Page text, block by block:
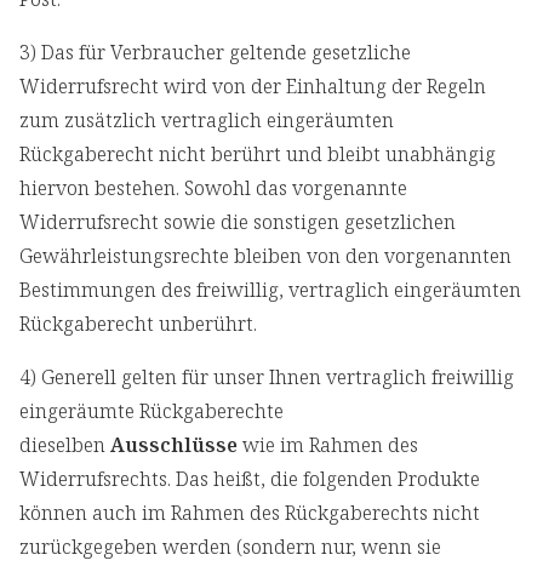
3) Das für Verbraucher geltende gesetzliche
Widerrufsrecht wird von der Einhaltung der Regeln
zum zusätzlich vertraglich eingeräumten
Rückgaberecht nicht berührt und bleibt unabhängig
hiervon bestehen. Sowohl das vorgenannte
Widerrufsrecht sowie die sonstigen gesetzlichen
Gewährleistungsrechte bleiben von den vorgenannten
Bestimmungen des freiwillig, vertraglich eingeräumten
Rückgaberecht unberührt.
4) Generell gelten für unser Ihnen vertraglich freiwillig
eingeräumte Rückgaberechte
dieselbenAusschlüssewie im Rahmen des
Widerrufsrechts. Das heißt, die folgenden Produkte
können auch im Rahmen des Rückgaberechts nicht
zurückgegeben werden (sondern nur, wenn sie